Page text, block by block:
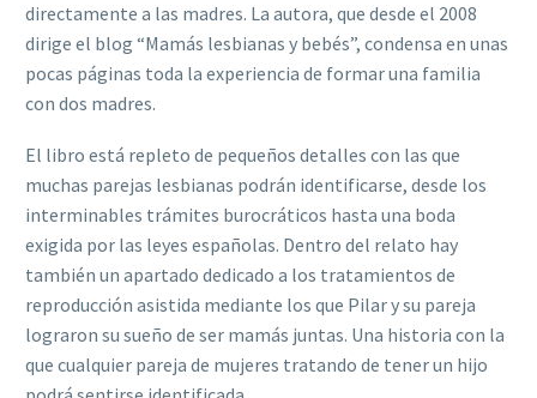
directamente a las madres. La autora, que desde el 2008
dirige el blog “Mamás lesbianas y bebés”, condensa en unas
pocas páginas toda la experiencia de formar una familia
con dos madres.
El libro está repleto de pequeños detalles con las que
muchas parejas lesbianas podrán identificarse, desde los
interminables trámites burocráticos hasta una boda
exigida por las leyes españolas. Dentro del relato hay
también un apartado dedicado a los tratamientos de
reproducción asistida mediante los que Pilar y su pareja
lograron su sueño de ser mamás juntas. Una historia con la
que cualquier pareja de mujeres tratando de tener un hijo